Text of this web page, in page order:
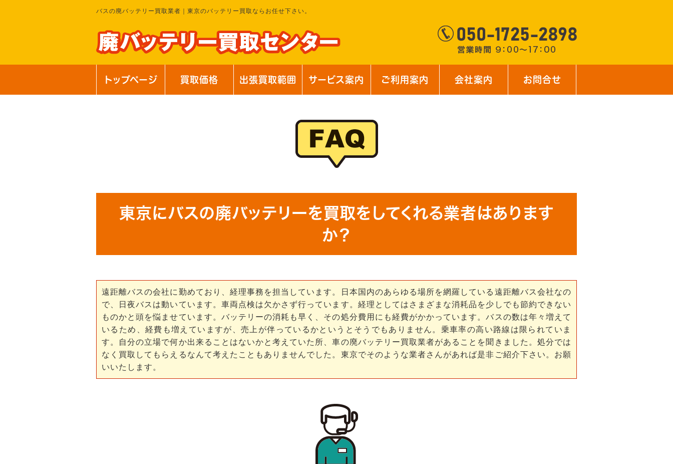
バスの廃バッテリー買取業者｜東京のバッテリー買取ならお任せ下さい。
トップページ 買取価格 出張買取範囲 サービス案内 ご利用案内 会社案内 お問合せ
東京にバスの廃バッテリーを買取をしてくれる業者はあります
か？
遠距離バスの会社に勤めており、経理事務を担当しています。日本国内のあらゆる場所を網羅している遠距離バス会社なの
で、日夜バスは動いています。車両点検は欠かさず行っています。経理としてはさまざまな消耗品を少しでも節約できない
ものかと頭を悩ませています。バッテリーの消耗も早く、その処分費用にも経費がかかっています。バスの数は年々増えて
いるため、経費も増えていますが、売上が伴っているかというとそうでもありません。乗車率の高い路線は限られていま
す。自分の立場で何か出来ることはないかと考えていた所、車の廃バッテリー買取業者があることを聞きました。処分では
なく買取してもらえるなんて考えたこともありませんでした。東京でそのような業者さんがあれば是非ご紹介下さい。お願
いいたします。